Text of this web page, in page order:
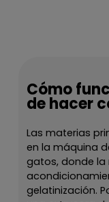
Cómo
de hacer
Las materias
en la máquina
gatos, donde la
gelatinización.